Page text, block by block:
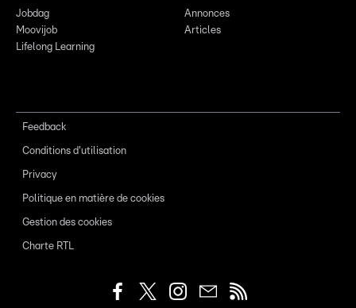
Jobdag
Moovijob
Lifelong Learning
Annonces
Articles
Feedback
Conditions d'utilisation
Privacy
Politique en matière de cookies
Gestion des cookies
Charte RTL